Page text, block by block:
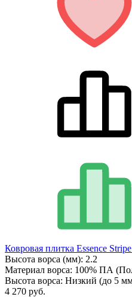
Ковровая плитка Essence
Высота ворса (мм): 2.2
Материал ворса: 100% ПА
Высота ворса: Низкий (до 5
4 270 руб.